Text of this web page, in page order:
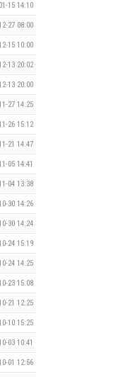
15 14:10
27 08:00
15 10:00
13 20:02
13 20:00
27 14:25
26 15:12
21 14:47
05 14:41
04 13:38
30 14:26
30 14:24
24 15:19
24 14:25
23 15:08
21 12:25
10 15:25
03 10:41
01 12:56